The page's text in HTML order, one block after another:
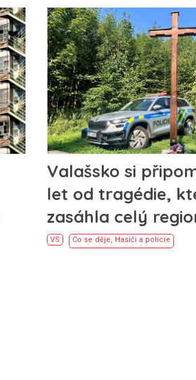
Valašsko si
let od tragédie,
zasáhla celý
VS Co se děje, Hasiči a policie